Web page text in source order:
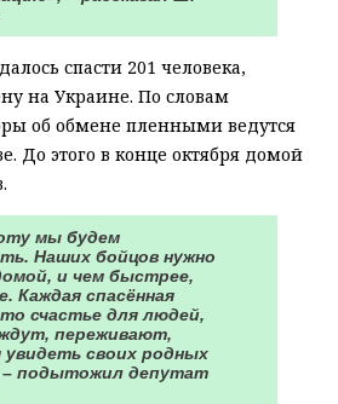
спасти 201 человека,
на Украине. По словам
об обмене пленными ведутся
До этого в конце октября домой
мы будем
Наших бойцов нужно
и чем быстрее,
Каждая спасённая
счастье для людей,
переживают,
своих родных
подытожил депутат